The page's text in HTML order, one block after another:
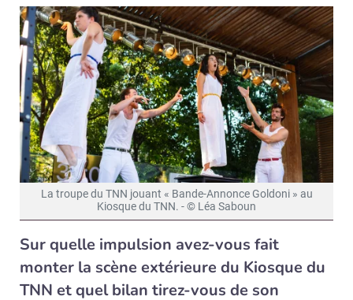
La troupe du TNN jouant « Bande-Annonce Goldoni » au
Kiosque du TNN. - © Léa Saboun
Sur quelle impulsion avez-vous fait
monter la scène extérieure du Kiosque du
TNN et quel bilan tirez-vous de son